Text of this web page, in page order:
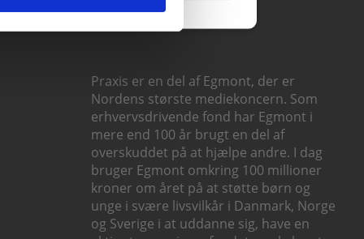
Praxis er en del af Egmont, der er
Nordens største mediekoncern. Som
erhvervsdrivende fond har Egmont i
mere end 100 år brugt en del af
overskuddet på at hjælpe andre. I dag
bruger Egmont omkring 100 millioner
kroner om året på at støtte børn og
unge i svære livsvilkår i Danmark, Norge
og Sverige i at uddanne sig, have en